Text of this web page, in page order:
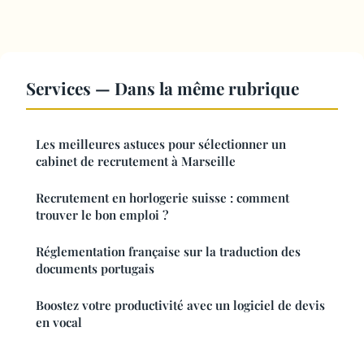
Services — Dans la même rubrique
Les meilleures astuces pour sélectionner un
cabinet de recrutement à Marseille
Recrutement en horlogerie suisse : comment
trouver le bon emploi ?
Réglementation française sur la traduction des
documents portugais
Boostez votre productivité avec un logiciel de devis
en vocal